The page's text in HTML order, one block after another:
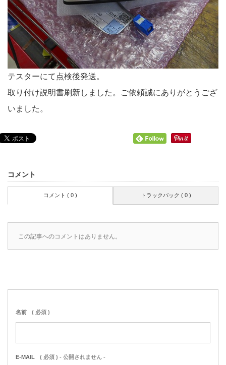
テスターにて点検後発送。
取り付け説明書刷新しました。ご依頼誠にありがとうござ
いました。
コメント
コメント ( 0 ) トラックバック ( 0 )
この記事へのコメントはありません。
名前 ( 必須 )
E-MAIL ( 必須 ) - 公開されません -